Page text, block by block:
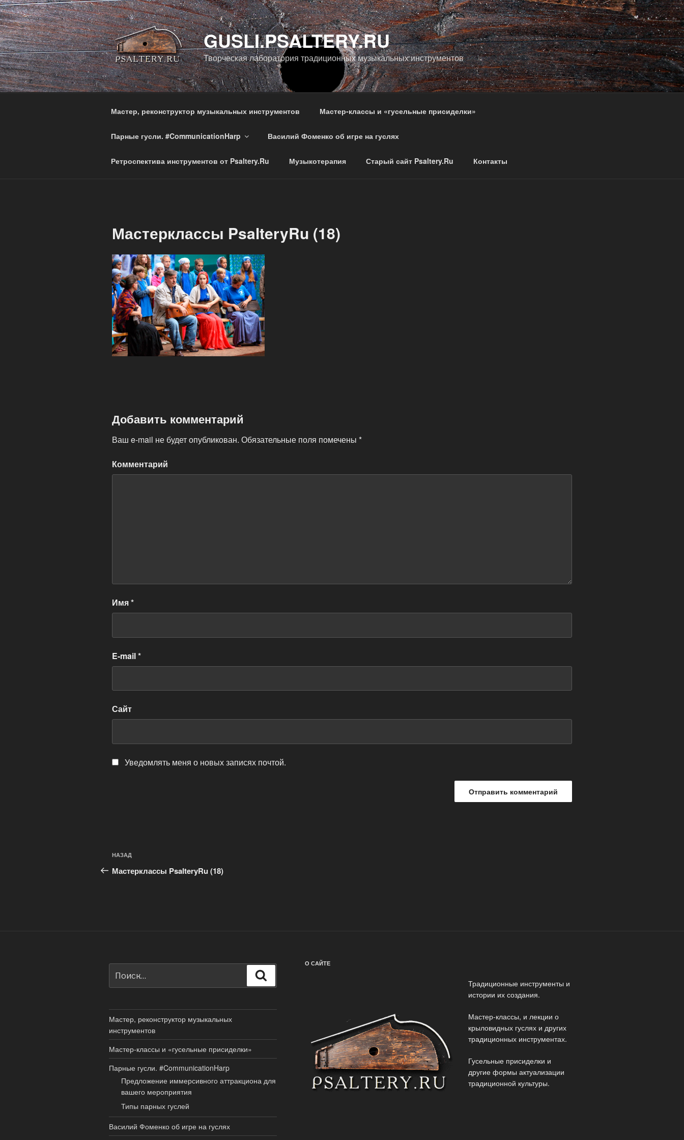
Перейти
к
содержимому
GUSLI.PSALTERY.RU
Творческая лаборатория традиционных музыкальных инструментов
Мастер, реконструктор музыкальных инструментов Мастер-классы и «гусельные присиделки»
Парные гусли. #CommunicationHarp Василий Фоменко об игре на гуслях
Ретроспектива инструментов от Psaltery.Ru Музыкотерапия Старый сайт Psaltery.Ru Контакты
Мастерклассы PsalteryRu (18)
Добавить комментарий
Ваш e-mail не будет опубликован. Обязательные поля помечены *
Комментарий
Имя*
E-mail*
Сайт
Уведомлять меня о новых записях почтой.
Навигация
по
записям
Предыдущая
запись:
НАЗАД
Мастерклассы PsalteryRu (18)
Мастер, реконструктор музыкальных
инструментов
Мастер-классы и «гусельные присиделки»
Парные гусли. #CommunicationHarp
Предложение иммерсивного аттракциона для
вашего мероприятия
Типы парных гуслей
Василий Фоменко об игре на гуслях
О САЙТЕ
Традиционные инструменты и
истории их создания.
Мастер-классы, и лекции о
крыловидных гуслях и других
традиционных инструментах.
Гусельные присиделки и
другие формы актуализации
традиционной культуры.